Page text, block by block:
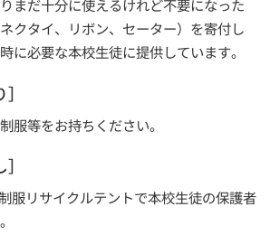
まだ十分に使えるけれど不要になった
クタイ、リボン、セーター）を寄付し
に必要な本校生徒に提供しています。
服等をお持ちください。
服リサイクルテントで本校生徒の保護者